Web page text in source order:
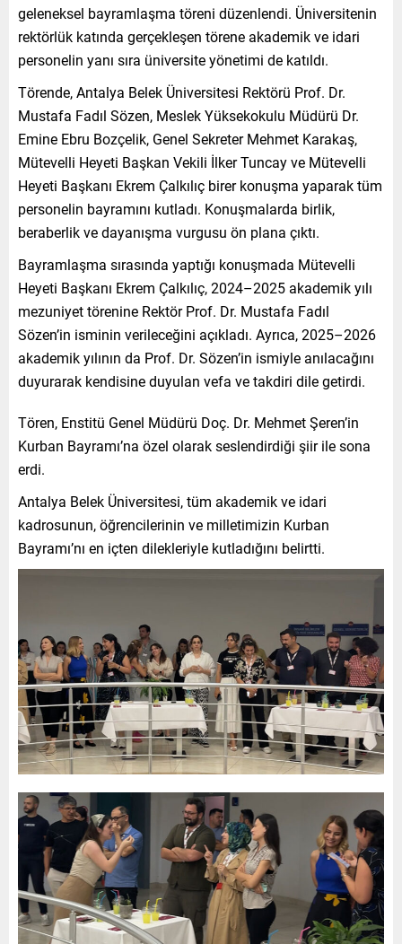
geleneksel bayramlaşma töreni düzenlendi. Üniversitenin
rektörlük katında gerçekleşen törene akademik ve idari
personelin yanı sıra üniversite yönetimi de katıldı.
Törende, Antalya Belek Üniversitesi Rektörü Prof. Dr.
Mustafa Fadıl Sözen, Meslek Yüksekokulu Müdürü Dr.
Emine Ebru Bozçelik, Genel Sekreter Mehmet Karakaş,
Mütevelli Heyeti Başkan Vekili İlker Tuncay ve Mütevelli
Heyeti Başkanı Ekrem Çalkılıç birer konuşma yaparak tüm
personelin bayramını kutladı. Konuşmalarda birlik,
beraberlik ve dayanışma vurgusu ön plana çıktı.
Bayramlaşma sırasında yaptığı konuşmada Mütevelli
Heyeti Başkanı Ekrem Çalkılıç, 2024–2025 akademik yılı
mezuniyet törenine Rektör Prof. Dr. Mustafa Fadıl
Sözen’in isminin verileceğini açıkladı. Ayrıca, 2025–2026
akademik yılının da Prof. Dr. Sözen’in ismiyle anılacağını
duyurarak kendisine duyulan vefa ve takdiri dile getirdi.
Tören, Enstitü Genel Müdürü Doç. Dr. Mehmet Şeren’in
Kurban Bayramı’na özel olarak seslendirdiği şiir ile sona
erdi.
Antalya Belek Üniversitesi, tüm akademik ve idari
kadrosunun, öğrencilerinin ve milletimizin Kurban
Bayramı’nı en içten dilekleriyle kutladığını belirtti.